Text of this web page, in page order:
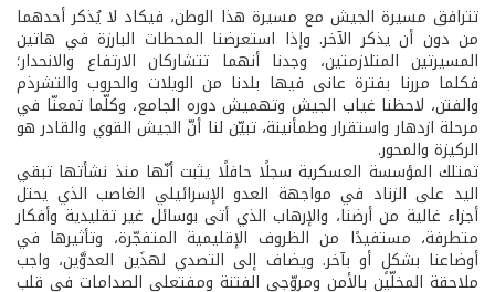
تترافق مسيرة الجيش مع مسيرة هذا الوطن، فيكاد لا يُذكر أحدهما
من دون أن يذكر الآخر. وإذا استعرضنا المحطات البارزة في هاتين
المسيرتين المتلازمتين، وجدنا أنهما تتشاركان الارتفاع والانحدار؛
فكلما مررنا بفترة عانى فيها بلدنا من الويلات والحروب والتشرذم
والفتن، لاحظنا غياب الجيش وتهميش دوره الجامع، وكلّما تمعنّا في
مرحلة ازدهار واستقرار وطمأنينة، تبيّن لنا أنّ الجيش القوي والقادر هو
الركيزة والمحور.
تمتلك المؤسسة العسكرية سجلًا حافلًا يثبت أنّها منذ نشأتها تبقي
اليد على الزناد في مواجهة العدو الإسرائيلي الغاصب الذي يحتل
أجزاء غالية من أرضنا، والإرهاب الذي أتى بوسائل غير تقليدية وأفكار
متطرفة، مستفيدًا من الظروف الإقليمية المتفجّرة، وتأثيرها في
أوضاعنا بشكلٍ أو بآخر. ويضاف إلى التصدي لهذَين العدوَّين، واجب
ملاحقة المخلّين بالأمن ومروّجي الفتنة ومفتعلي الصدامات في قلب